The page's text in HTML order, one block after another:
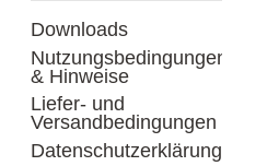
Downloads
Nutzungsbedingungen
& Hinweise
Liefer- und
Versandbedingungen
Datenschutzerklärung